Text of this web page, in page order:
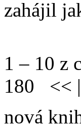
zahájil
1 – 10 z
180 << |
nová